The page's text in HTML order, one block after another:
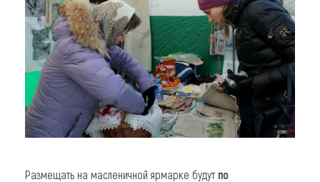
Размещать на масленичной ярмарке будут по